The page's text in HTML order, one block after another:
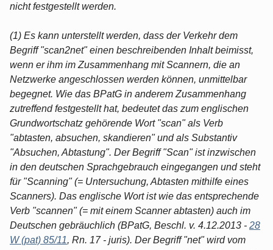
nicht festgestellt werden.
(1) Es kann unterstellt werden, dass der Verkehr dem
Begriff "scan2net" einen beschreibenden Inhalt beimisst,
wenn er ihm im Zusammenhang mit Scannern, die an
Netzwerke angeschlossen werden können, unmittelbar
begegnet. Wie das BPatG in anderem Zusammenhang
zutreffend festgestellt hat, bedeutet das zum englischen
Grundwortschatz gehörende Wort "scan" als Verb
"abtasten, absuchen, skandieren" und als Substantiv
"Absuchen, Abtastung". Der Begriff "Scan" ist inzwischen
in den deutschen Sprachgebrauch eingegangen und steht
für "Scanning" (= Untersuchung, Abtasten mithilfe eines
Scanners). Das englische Wort ist wie das entsprechende
Verb "scannen" (= mit einem Scanner abtasten) auch im
Deutschen gebräuchlich (BPatG, Beschl. v. 4.12.2013 - 28
W (pat) 85/11, Rn. 17 - juris). Der Begriff "net" wird vom